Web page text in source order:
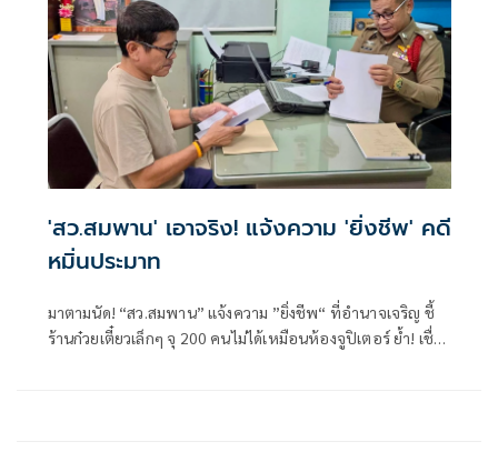
'สว.สมพาน' เอาจริง! แจ้งความ 'ยิ่งชีพ' คดี
หมิ่นประมาท
มาตามนัด! “สว.สมพาน” แจ้งความ ”ยิ่งชีพ“ ที่อำนาจเจริญ ชี้
ร้านก๋วยเตี๋ยวเล็กๆ จุ 200 คนไม่ได้เหมือนห้องจูปิเตอร์ ย้ำ! เชื่อ